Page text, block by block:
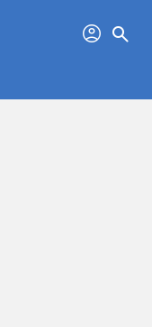
profil search